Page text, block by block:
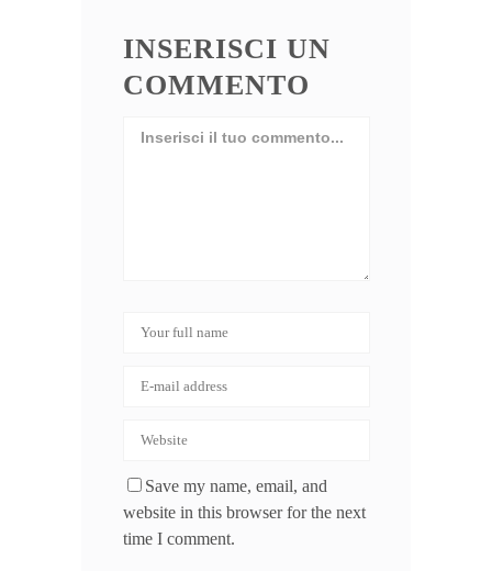
INSERISCI UN
COMMENTO
Save my name, email, and
website in this browser for the next
time I comment.